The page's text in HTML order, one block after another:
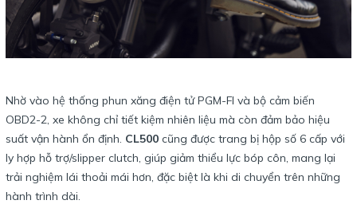
Nhờ vào hệ thống phun xăng điện tử PGM-FI và bộ cảm biến
OBD2-2, xe không chỉ tiết kiệm nhiên liệu mà còn đảm bảo hiệu
suất vận hành ổn định. CL500 cũng được trang bị hộp số 6 cấp với
ly hợp hỗ trợ/slipper clutch, giúp giảm thiểu lực bóp côn, mang lại
trải nghiệm lái thoải mái hơn, đặc biệt là khi di chuyển trên những
hành trình dài.